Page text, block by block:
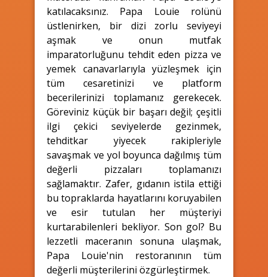
katılacaksınız. Papa Louie rolünü
üstlenirken, bir dizi zorlu seviyeyi
aşmak ve onun mutfak
imparatorluğunu tehdit eden pizza ve
yemek canavarlarıyla yüzleşmek için
tüm cesaretinizi ve platform
becerilerinizi toplamanız gerekecek.
Göreviniz küçük bir başarı değil; çeşitli
ilgi çekici seviyelerde gezinmek,
tehditkar yiyecek rakipleriyle
savaşmak ve yol boyunca dağılmış tüm
değerli pizzaları toplamanızı
sağlamaktır. Zafer, gıdanın istila ettiği
bu topraklarda hayatlarını koruyabilen
ve esir tutulan her müşteriyi
kurtarabilenleri bekliyor. Son gol? Bu
lezzetli maceranın sonuna ulaşmak,
Papa Louie'nin restoranının tüm
değerli müşterilerini özgürleştirmek.